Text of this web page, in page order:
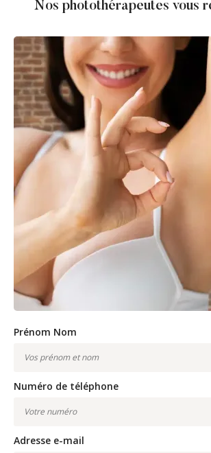
Nos photothérapeutes vous
Prénom Nom
Numéro de téléphone
Adresse e-mail